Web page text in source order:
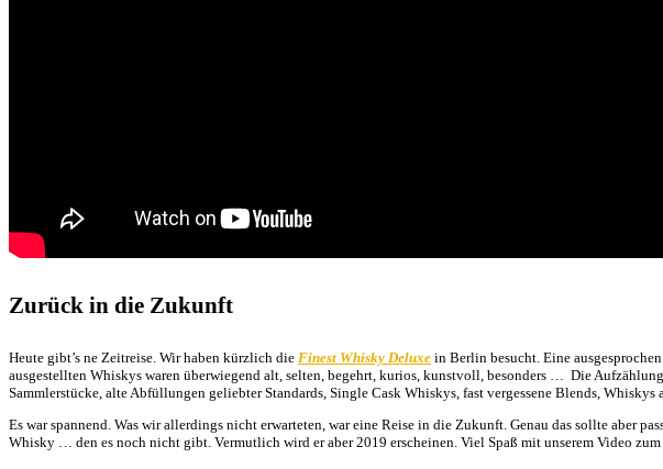
Zurück in die Zukunft
Heute gibt’s ne Zeitreise. Wir haben kürzlich die Finest Whisky Deluxe in Berlin besucht. Eine
ausgestellten Whiskys waren überwiegend alt, selten, begehrt, kurios, kunstvoll, besonders … Die
Sammlerstücke, alte Abfüllungen geliebter Standards, Single Cask Whiskys, fast vergessene Blends, Whiskys
Es war spannend. Was wir allerdings nicht erwarteten, war eine Reise in die Zukunft. Genau das sollte aber
Whisky … den es noch nicht gibt. Vermutlich wird er aber 2019 erscheinen. Viel Spaß mit unserem Video zum